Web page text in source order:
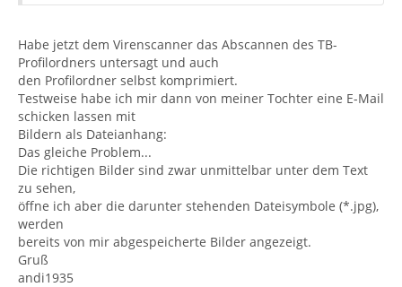
Habe jetzt dem Virenscanner das Abscannen des TB-
Profilordners untersagt und auch
den Profilordner selbst komprimiert.
Testweise habe ich mir dann von meiner Tochter eine E-Mail
schicken lassen mit
Bildern als Dateianhang:
Das gleiche Problem...
Die richtigen Bilder sind zwar unmittelbar unter dem Text
zu sehen,
öffne ich aber die darunter stehenden Dateisymbole (*.jpg),
werden
bereits von mir abgespeicherte Bilder angezeigt.
Gruß
andi1935